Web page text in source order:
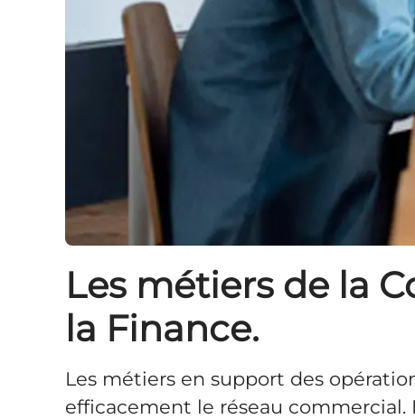
Les métiers de la
la Finance.
Les métiers en support des
efficacement le réseau commercial.